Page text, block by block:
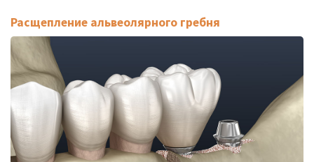
Расщепление альвеолярного гребня